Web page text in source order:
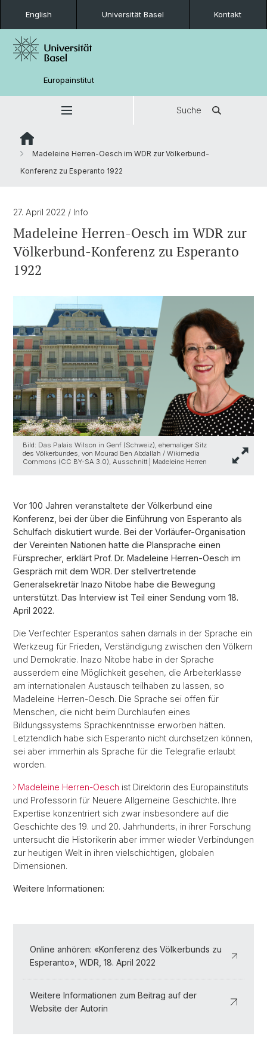
English Universität Basel Kontakt
Europainstitut
Suche
Madeleine Herren-Oesch im WDR zur Völkerbund-
Konferenz zu Esperanto 1922
27. April 2022 / Info
Madeleine Herren-Oesch im WDR zur
Völkerbund-Konferenz zu Esperanto
1922
Bild: Das Palais Wilson in Genf (Schweiz), ehemaliger Sitz
des Völkerbundes, von Mourad Ben Abdallah / Wikimedia
Commons (CC BY-SA 3.0), Ausschnitt | Madeleine Herren
Vor 100 Jahren veranstaltete der Völkerbund eine
Konferenz, bei der über die Einführung von Esperanto als
Schulfach diskutiert wurde. Bei der Vorläufer-Organisation
der Vereinten Nationen hatte die Plansprache einen
Fürsprecher, erklärt Prof. Dr. Madeleine Herren-Oesch im
Gespräch mit dem WDR. Der stellvertretende
Generalsekretär Inazo Nitobe habe die Bewegung
unterstützt. Das Interview ist Teil einer Sendung vom 18.
April 2022.
Die Verfechter Esperantos sahen damals in der Sprache ein
Werkzeug für Frieden, Verständigung zwischen den Völkern
und Demokratie. Inazo Nitobe habe in der Sprache
ausserdem eine Möglichkeit gesehen, die Arbeiterklasse
am internationalen Austausch teilhaben zu lassen, so
Madeleine Herren-Oesch. Die Sprache sei offen für
Menschen, die nicht beim Durchlaufen eines
Bildungssystems Sprachkenntnisse erworben hätten.
Letztendlich habe sich Esperanto nicht durchsetzen können,
sei aber immerhin als Sprache für die Telegrafie erlaubt
worden.
Madeleine Herren-Oesch ist Direktorin des Europainstituts
und Professorin für Neuere Allgemeine Geschichte. Ihre
Expertise konzentriert sich zwar insbesondere auf die
Geschichte des 19. und 20. Jahrhunderts, in ihrer Forschung
untersucht die Historikerin aber immer wieder Verbindungen
zur heutigen Welt in ihren vielschichtigen, globalen
Dimensionen.
Weitere Informationen:
Online anhören: «Konferenz des Völkerbunds zu
Esperanto», WDR, 18. April 2022
Weitere Informationen zum Beitrag auf der
Website der Autorin